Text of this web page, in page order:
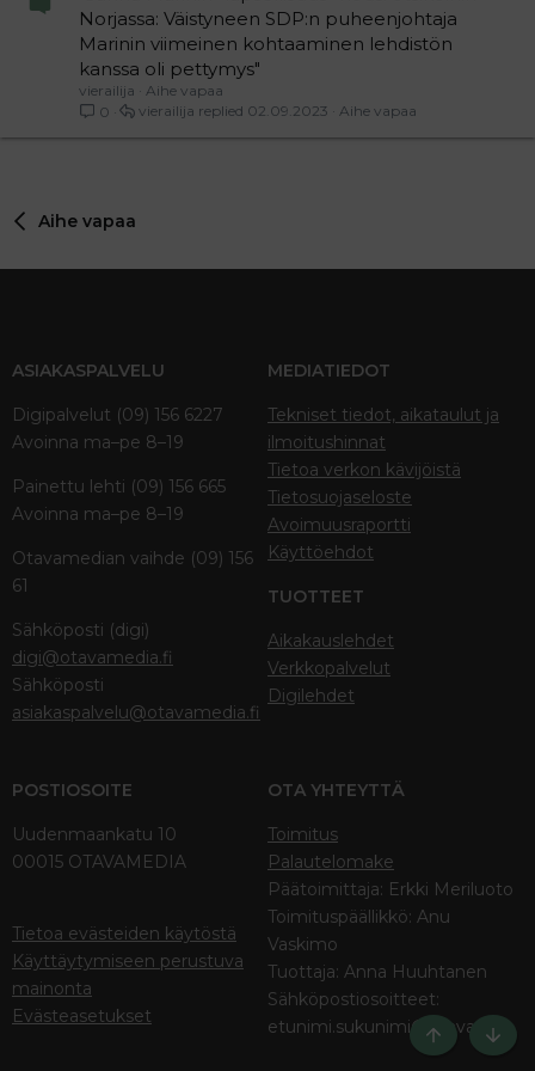
Norjassa: Väistyneen SDP:n puheenjohtaja
Marinin viimeinen kohtaaminen lehdistön
kanssa oli pettymys"
vierailija
Aihe vapaa
0
Aihe vapaa
02.09.2023
vierailija
Aihe vapaa
ASIAKASPALVELU
Digipalvelut (09) 156 6227
Avoinna ma–pe 8–19
Painettu lehti (09) 156 665
Avoinna ma–pe 8–19
Otavamedian vaihde (09) 156
61
Sähköposti (digi)
digi@otavamedia.fi
Sähköposti
asiakaspalvelu@otavamedia.fi
MEDIATIEDOT
Tekniset tiedot, aikataulut ja
ilmoitushinnat
Tietoa verkon kävijöistä
Tietosuojaseloste
Avoimuusraportti
Käyttöehdot
TUOTTEET
Aikakauslehdet
Verkkopalvelut
Digilehdet
POSTIOSOITE
Uudenmaankatu 10
00015 OTAVAMEDIA
Tietoa evästeiden käytöstä
Käyttäytymiseen perustuva
mainonta
Evästeasetukset
OTA YHTEYTTÄ
Toimitus
Palautelomake
Päätoimittaja: Erkki Meriluoto
Toimituspäällikkö: Anu
Vaskimo
Tuottaja: Anna Huuhtanen
Sähköpostiosoitteet:
etunimi.sukunimi@otava.fi
Ylös